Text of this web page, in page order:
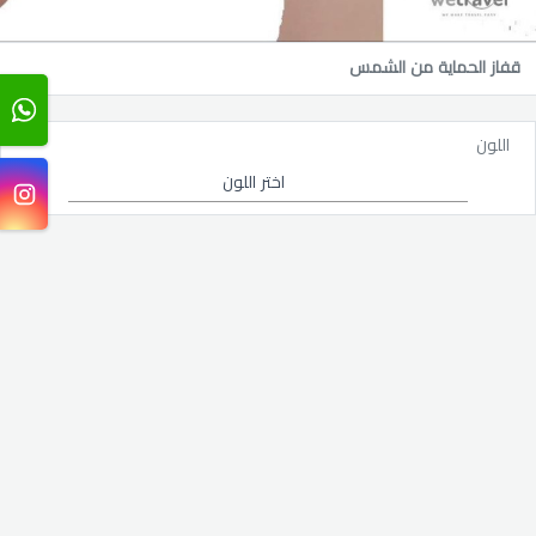
قفاز الحماية من الشمس
اللون
اختر اللون